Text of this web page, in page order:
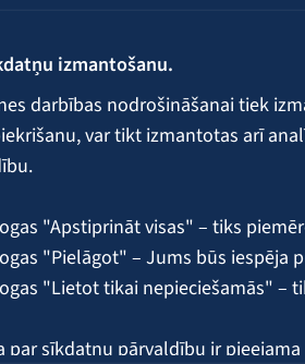
izmantošanu.
darbības nodrošināšanai tiek
var tikt izmantotas arī
"Apstiprināt visas" – tiks
"Pielāgot" – Jums būs iespēja
"Lietot tikai nepieciešamās" –
par sīkdatņu pārvaldību ir pieejama
iela 25, Rīga, LV-1013, Latvija.